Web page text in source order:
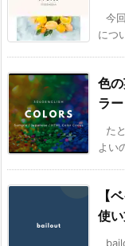
今
につ
色
ラ
た
よい
【
使い